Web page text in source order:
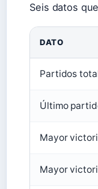
Seis datos
DATO
Partidos
Último
Mayor
Mayor